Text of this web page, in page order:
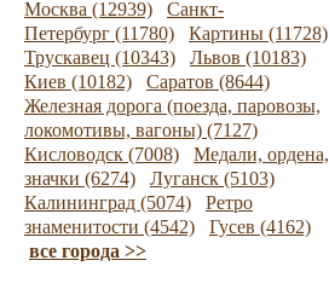
Москва (12939)
Санкт-
Петербург (11780)
Картины (11728)
Трускавец (10343)
Львов (10183)
Киев (10182)
Саратов (8644)
Железная дорога (поезда, паровозы,
локомотивы, вагоны) (7127)
Кисловодск (7008)
Медали, ордена,
значки (6274)
Луганск (5103)
Калининград (5074)
Ретро
знаменитости (4542)
Гусев (4162)
все города >>